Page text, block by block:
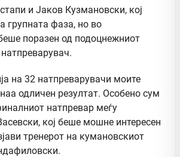
и Јаков Кузмановски, кој
групната фаза, но во
поразен од подоцнежниот
на 32 натпреварувачи моите
одличен резултат. Особено сум
натпревар меѓу
кој беше мошне интересен
тренерот на кумановскиот